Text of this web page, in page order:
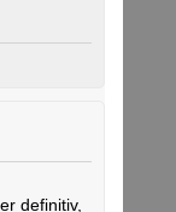
definitiv,